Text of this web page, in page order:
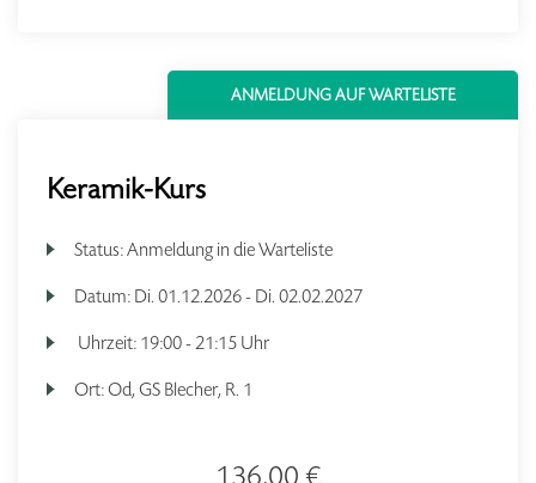
ANMELDUNG AUF WARTELISTE
Keramik-Kurs
Status:Anmeldung in die Warteliste
Datum: Di. 01.12.2026 - Di. 02.02.2027
Uhrzeit: 19:00 - 21:15 Uhr
Ort:Od, GS Blecher, R. 1
136,00 €